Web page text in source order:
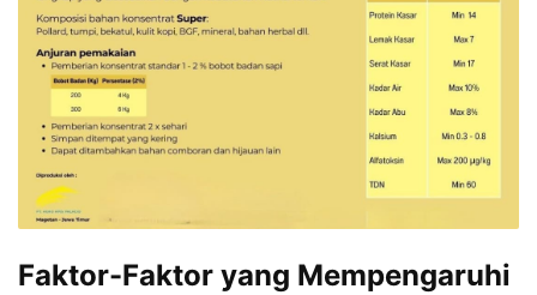
Faktor-Faktor yang Mempengaruhi